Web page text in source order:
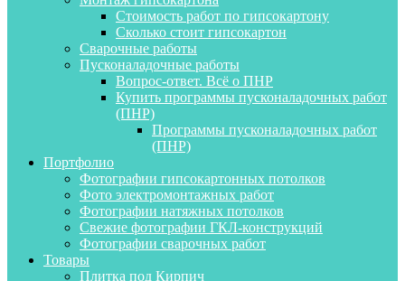
Стоимость работ по гипсокартону
Сколько стоит гипсокартон
Сварочные работы
Пусконаладочные работы
Вопрос-ответ. Всё о ПНР
Купить программы пусконаладочных работ
(ПНР)
Программы пусконаладочных работ
(ПНР)
Портфолио
Фотографии гипсокартонных потолков
Фото электромонтажных работ
Фотографии натяжных потолков
Свежие фотографии ГКЛ-конструкций
Фотографии сварочных работ
Товары
Плитка под Кирпич